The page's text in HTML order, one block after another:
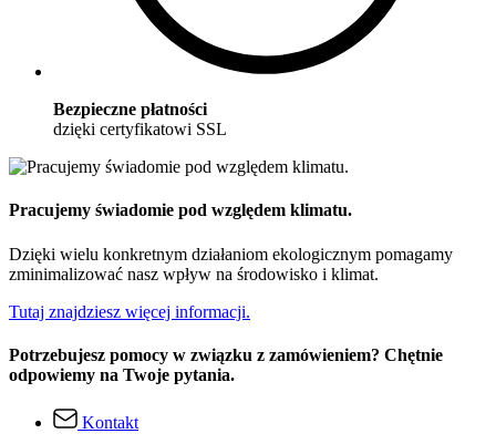
Bezpieczne płatności
dzięki certyfikatowi SSL
Pracujemy świadomie pod względem klimatu.
Dzięki wielu konkretnym działaniom ekologicznym pomagamy
zminimalizować nasz wpływ na środowisko i klimat.
Tutaj znajdziesz więcej informacji.
Potrzebujesz pomocy w związku z zamówieniem? Chętnie
odpowiemy na Twoje pytania.
Kontakt